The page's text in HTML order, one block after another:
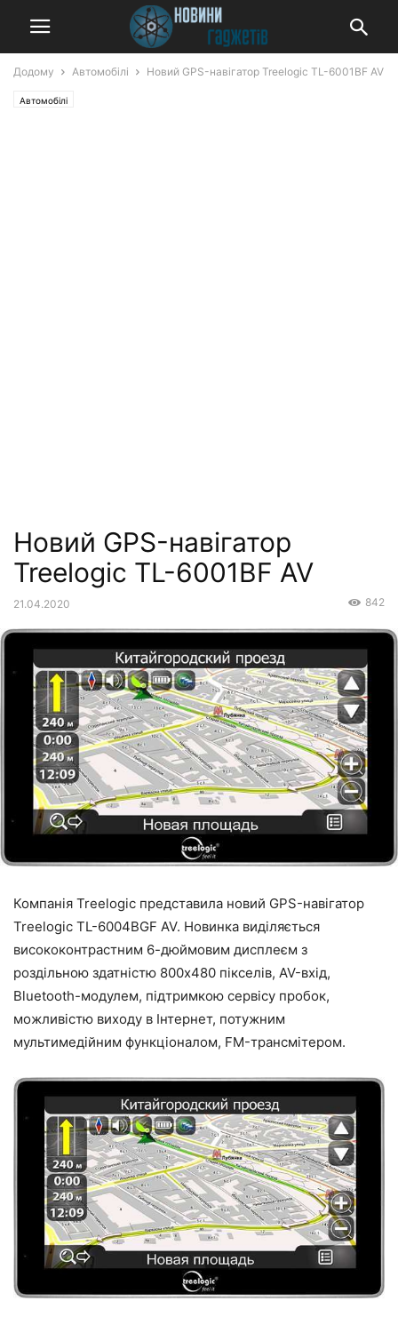
Додому Автомобілі Новий GPS-навігатор Treelogic TL-6001BF AV
Автомобілі
Новий GPS-навігатор
Treelogic TL-6001BF AV
21.04.2020 842
Компанія Treelogic представила новий GPS-навігатор
Treelogic TL-6004BGF AV. Новинка виділяється
висококонтрастним 6-дюймовим дисплеєм з
роздільною здатністю 800х480 пікселів, AV-вхід,
Bluetooth-модулем, підтримкою сервісу пробок,
можливістю виходу в Інтернет, потужним
мультимедійним функціоналом, FM-трансмітером.